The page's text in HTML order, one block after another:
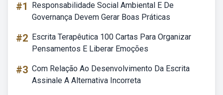
#1
Responsabilidade Social Ambiental E De
Governança Devem Gerar Boas Práticas
#2 Escrita Terapêutica 100 Cartas Para Organizar
Pensamentos E Liberar Emoções
#3 Com Relação Ao Desenvolvimento Da Escrita
Assinale A Alternativa Incorreta